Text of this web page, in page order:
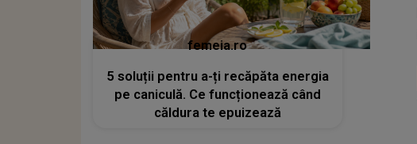
femeia.ro
5 soluții pentru a-ți recăpăta energia
pe caniculă. Ce funcționează când
căldura te epuizează